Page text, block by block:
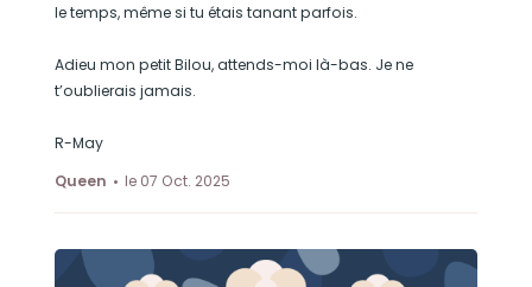
le temps, même si tu étais tanant parfois.
Adieu mon petit Bilou, attends-moi là-bas. Je ne
t’oublierais jamais.
R-May
Queen
le 07 Oct. 2025